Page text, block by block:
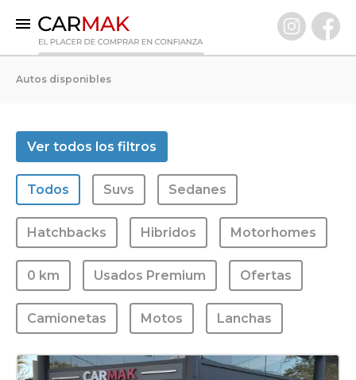
0 KM
Usados Premium
VENDÉ TU AUTO
CLIENTES
PREGUNTAS FRECUENTES
GARANTÍA CARMAK
CONOCÉ CARMAK
Autos disponibles
Ver todos los filtros
Todos Suvs Sedanes
Hatchbacks Hibridos Motorhomes
0 km Usados Premium Ofertas
Camionetas Motos Lanchas